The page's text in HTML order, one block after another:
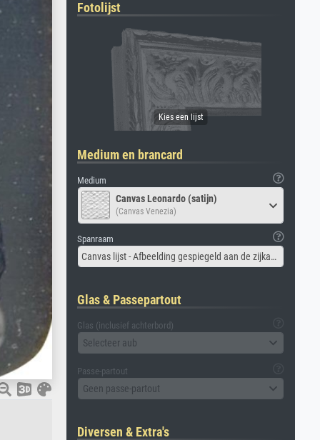
Fotolijst
Medium en brancard
Medium
Canvas Leonardo (satijn)
(Canvas Venezia)
Spanraam
Canvas lijst - Afbeelding gespiegeld aan de zijkant
Glas & Passepartout
Glas (inclusief achterbord)
Selecteer aub
Passe-partout
Geen passe-partout
Diversen & Extra's